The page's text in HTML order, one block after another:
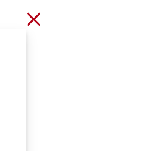
Schließen ohne zu